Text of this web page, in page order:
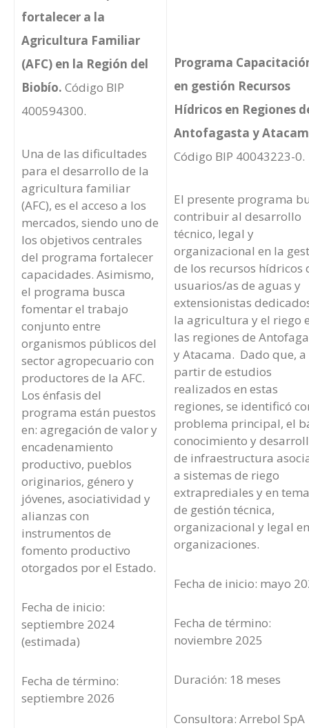
fortalecer a la
Agricultura Familiar
(AFC) en la Región del
Biobío. Código BIP
400594300.
Una de las dificultades
para el desarrollo de la
agricultura familiar
(AFC), es el acceso a los
mercados, siendo uno de
los objetivos centrales
del programa fortalecer
capacidades. Asimismo,
el programa busca
fomentar el trabajo
conjunto entre
organismos públicos del
sector agropecuario con
productores de la AFC.
Los énfasis del
programa están puestos
en: agregación de valor y
encadenamiento
productivo, pueblos
originarios, género y
jóvenes, asociatividad y
alianzas con
instrumentos de
fomento productivo
otorgados por el Estado.
Fecha de inicio:
septiembre 2024
(estimada)
Fecha de término:
septiembre 2026
Programa
en gestión Recursos
Hídricos en Regiones
Antofagasta y
Código BIP 40043223-0.
El presente programa
contribuir al desarrollo
técnico, legal y
organizacional en la
de los recursos hídricos
usuarios/as de aguas y
extensionistas
la agricultura y el riego
las regiones de
y Atacama. Dado que, a
partir de estudios
realizados en estas
regiones, se identificó
problema principal, el
conocimiento y
de infraestructura
a sistemas de riego
extraprediales y en
de gestión técnica,
organizacional y legal
organizaciones.
Fecha de inicio: mayo
Fecha de término:
noviembre 2025
Duración: 18 meses
Consultora: Arrebol SpA